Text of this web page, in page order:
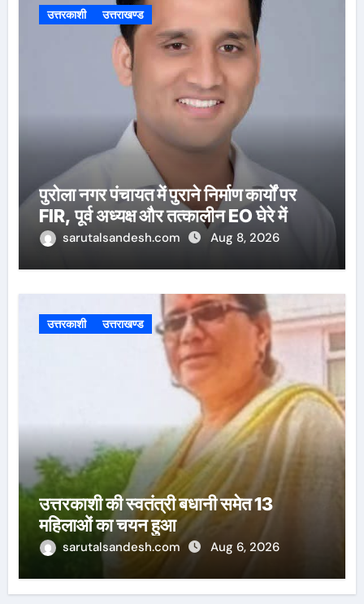
उत्तरकाशी उत्तराखण्ड
पुरोला नगर पंचायत में पुराने निर्माण कार्यों पर
FIR, पूर्व अध्यक्ष और तत्कालीन EO घेरे में
sarutalsandesh.com Aug 8, 2026
उत्तरकाशी उत्तराखण्ड
उत्तरकाशी की स्वतंत्री बधानी समेत 13
महिलाओं का चयन हुआ
sarutalsandesh.com Aug 6, 2026